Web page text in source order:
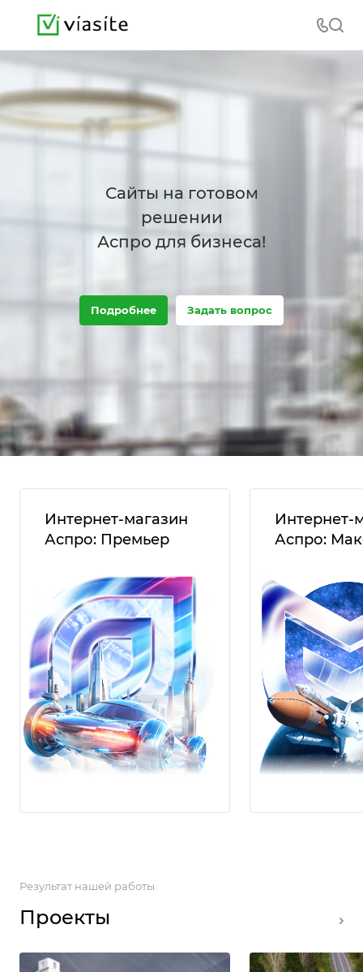
Сайты на готовом
решении
Аспро для бизнеса!
Подробнее Задать вопрос
Интернет-магазин
Аспро: Премьер
Интернет-
Аспро:
Результат нашей работы
Проекты